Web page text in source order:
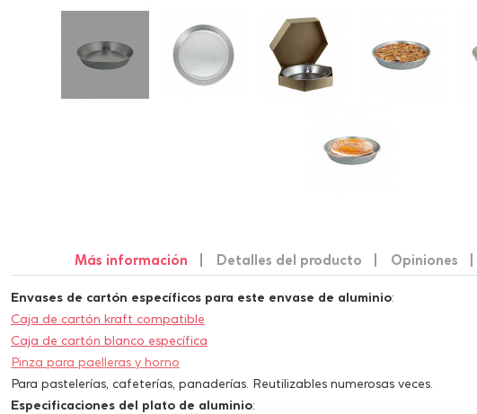
Más información Detalles del producto Opiniones
Envases de cartón específicos para este envase de aluminio:
Caja de cartón kraft compatible
Caja de cartón blanco específica
Pinza para paelleras y horno
Para pastelerías, cafeterías, panaderías. Reutilizables numerosas veces.
Especificaciones del plato de aluminio: